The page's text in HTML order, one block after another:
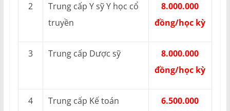
2
Trung cấp Y sỹ Y học cổ
truyền
8.000.000
đồng/học kỳ
3 Trung cấp Dược sỹ
8.000.000
đồng/học kỳ
4 Trung cấp Kế toán 6.500.000